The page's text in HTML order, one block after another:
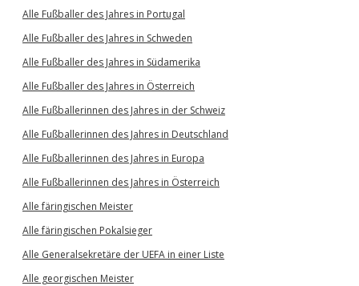
Alle Fußballer des Jahres in Portugal
Alle Fußballer des Jahres in Schweden
Alle Fußballer des Jahres in Südamerika
Alle Fußballer des Jahres in Österreich
Alle Fußballerinnen des Jahres in der Schweiz
Alle Fußballerinnen des Jahres in Deutschland
Alle Fußballerinnen des Jahres in Europa
Alle Fußballerinnen des Jahres in Österreich
Alle färingischen Meister
Alle färingischen Pokalsieger
Alle Generalsekretäre der UEFA in einer Liste
Alle georgischen Meister